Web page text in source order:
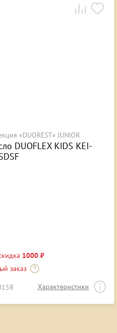
«DUOREST» JUNIOR
DUOFLEX KIDS KEI-
1000 ₽
заказ
Характеристики